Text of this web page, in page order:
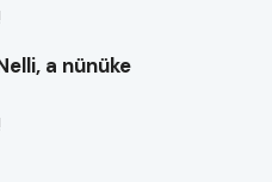
a nünüke